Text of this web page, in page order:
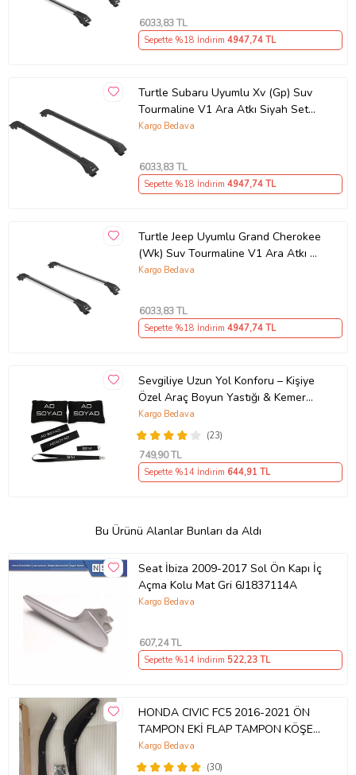
6033,83 TL
Sepette %18 İndirim 4947,74 TL
Turtle Subaru Uyumlu Xv (Gp) Suv
Tourmaline V1 Ara Atkı Siyah Set
2'li (Karışık)
Kargo Bedava
6033,83 TL
Sepette %18 İndirim 4947,74 TL
Turtle Jeep Uyumlu Grand Cherokee
(Wk) Suv Tourmaline V1 Ara Atkı Gri
Set 2'li (Karışık)
Kargo Bedava
6033,83 TL
Sepette %18 İndirim 4947,74 TL
Sevgiliye Uzun Yol Konforu – Kişiye
Özel Araç Boyun Yastığı & Kemer
Pedi Hediye Seti
(23)
Kargo Bedava
749,90 TL
Sepette %14 İndirim 644,91 TL
Bu Ürünü Alanlar Bunları da Aldı
Seat İbiza 2009-2017 Sol Ön Kapı İç
Açma Kolu Mat Gri 6J1837114A
Kargo Bedava
607,24 TL
Sepette %14 İndirim 522,23 TL
HONDA CIVIC FC5 2016-2021 ÖN
TAMPON EKİ FLAP TAMPON KÖŞESİ
TAKIM SAĞ SOL KAMPANYA ŞOKK
FİYAT OEM
(30)
Kargo Bedava